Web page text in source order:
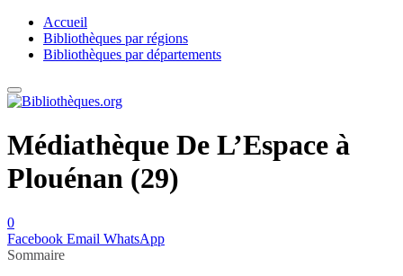
Accueil
Bibliothèques par régions
Bibliothèques par départements
Médiathèque De L’Espace à
Plouénan (29)
0
Facebook Email WhatsApp
Sommaire